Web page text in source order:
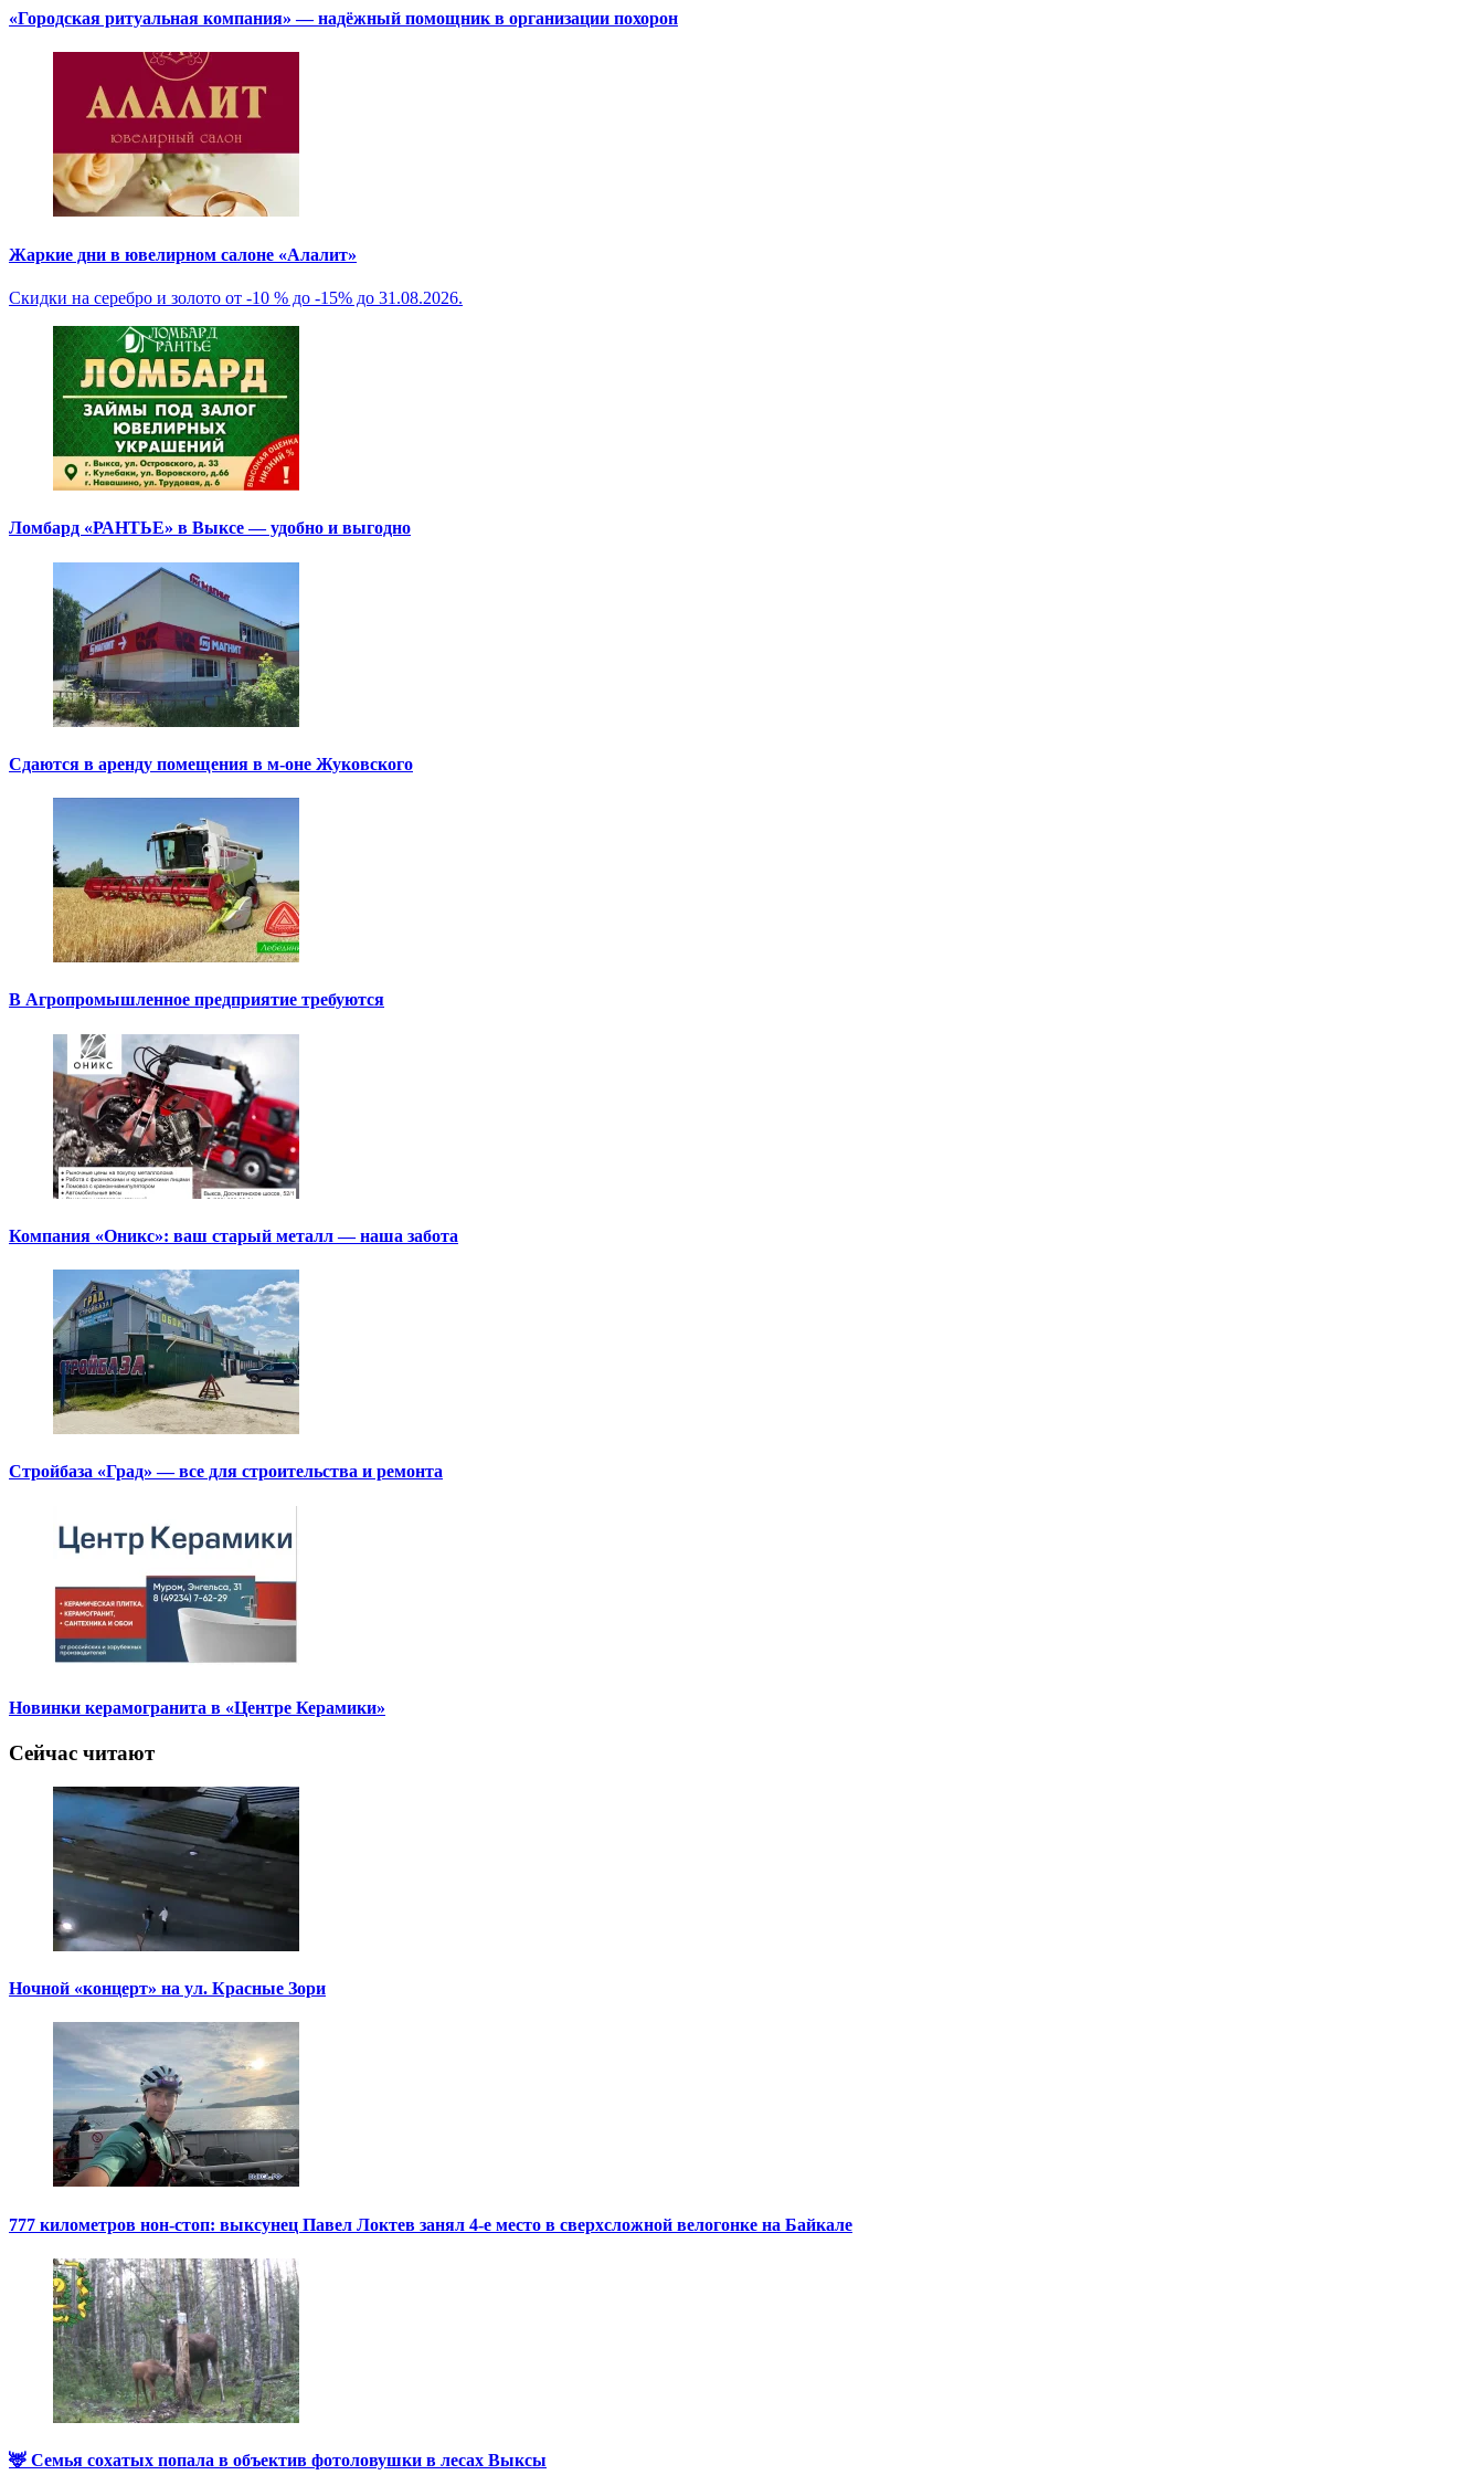
«Городская ритуальная компания» — надёжный помощник в организации похорон
Жаркие дни в ювелирном салоне «Алалит»
Скидки на серебро и золото от -10 % до -15% до 31.08.2026.
Ломбард «РАНТЬЕ» в Выксе — удобно и выгодно
Сдаются в аренду помещения в м-оне Жуковского
В Агропромышленное предприятие требуются
Компания «Оникс»: ваш старый металл — наша забота
Стройбаза «Град» — все для строительства и ремонта
Новинки керамогранита в «Центре Керамики»
Сейчас читают
Ночной «концерт» на ул. Красные Зори
777 километров нон-стоп: выксунец Павел Локтев занял 4-е место в сверхсложной велогонке на Байкале
🦌 Семья сохатых попала в объектив фотоловушки в лесах Выксы